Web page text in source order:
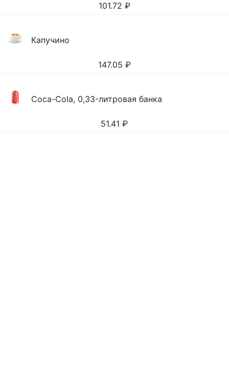
101.72 ₽
Капучино
147.05 ₽
Coca-Cola, 0,33-литровая банка
51.41 ₽